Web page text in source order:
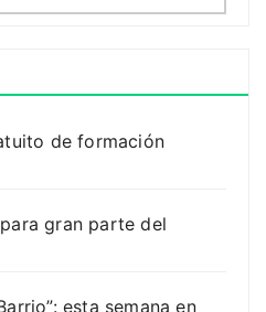
de formación
gran parte del
esta semana en